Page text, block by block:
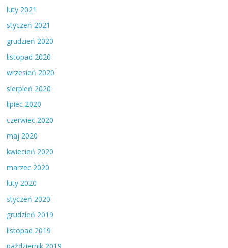
luty 2021
styczeń 2021
grudzień 2020
listopad 2020
wrzesień 2020
sierpień 2020
lipiec 2020
czerwiec 2020
maj 2020
kwiecień 2020
marzec 2020
luty 2020
styczeń 2020
grudzień 2019
listopad 2019